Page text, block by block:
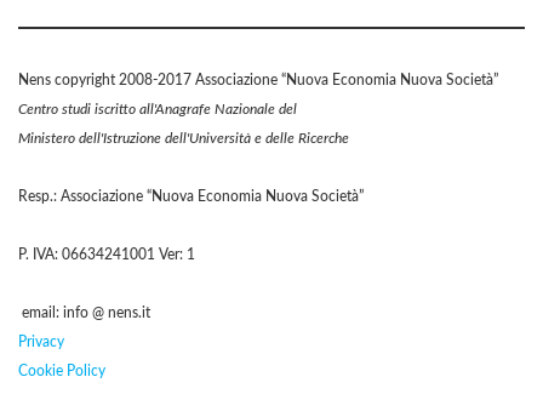
Nens copyright 2008-2017 Associazione “Nuova Economia Nuova Società”
Centro studi iscritto all'Anagrafe Nazionale del
Ministero dell'Istruzione dell'Università e delle Ricerche
Resp.: Associazione “Nuova Economia Nuova Società”
P. IVA: 06634241001 Ver: 1
email: info @ nens.it
Privacy
Cookie Policy